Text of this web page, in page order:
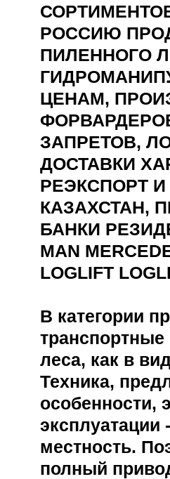
РОССИЮ
ПИЛЕННОГО
ЦЕНАМ,
ЗАПРЕТОВ,
ДОСТАВКИ
РЕЭКСПОРТ
КАЗАХСТАН,
БАНКИ
MAN
LOGLIFT
В категории
леса, как в
Техника,
особенности,
эксплуатации
местность.
полный